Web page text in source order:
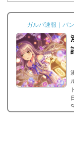
ガルパ速報｜バ